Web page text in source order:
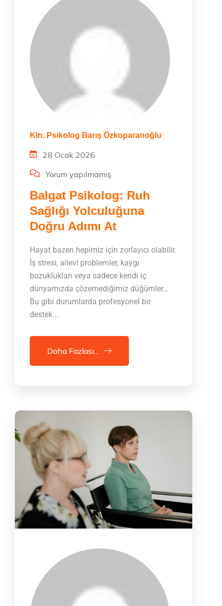
Kln. Psikolog Barış Özkoparanoğlu
28 Ocak 2026
Yorum yapılmamış
Balgat Psikolog: Ruh
Sağlığı Yolculuğuna
Doğru Adımı At
Hayat bazen hepimiz için zorlayıcı olabilir.
İş stresi, ailevi problemler, kaygı
bozuklukları veya sadece kendi iç
dünyamızda çözemediğimiz düğümler…
Bu gibi durumlarda profesyonel bir
destek...
Daha Fazlası...